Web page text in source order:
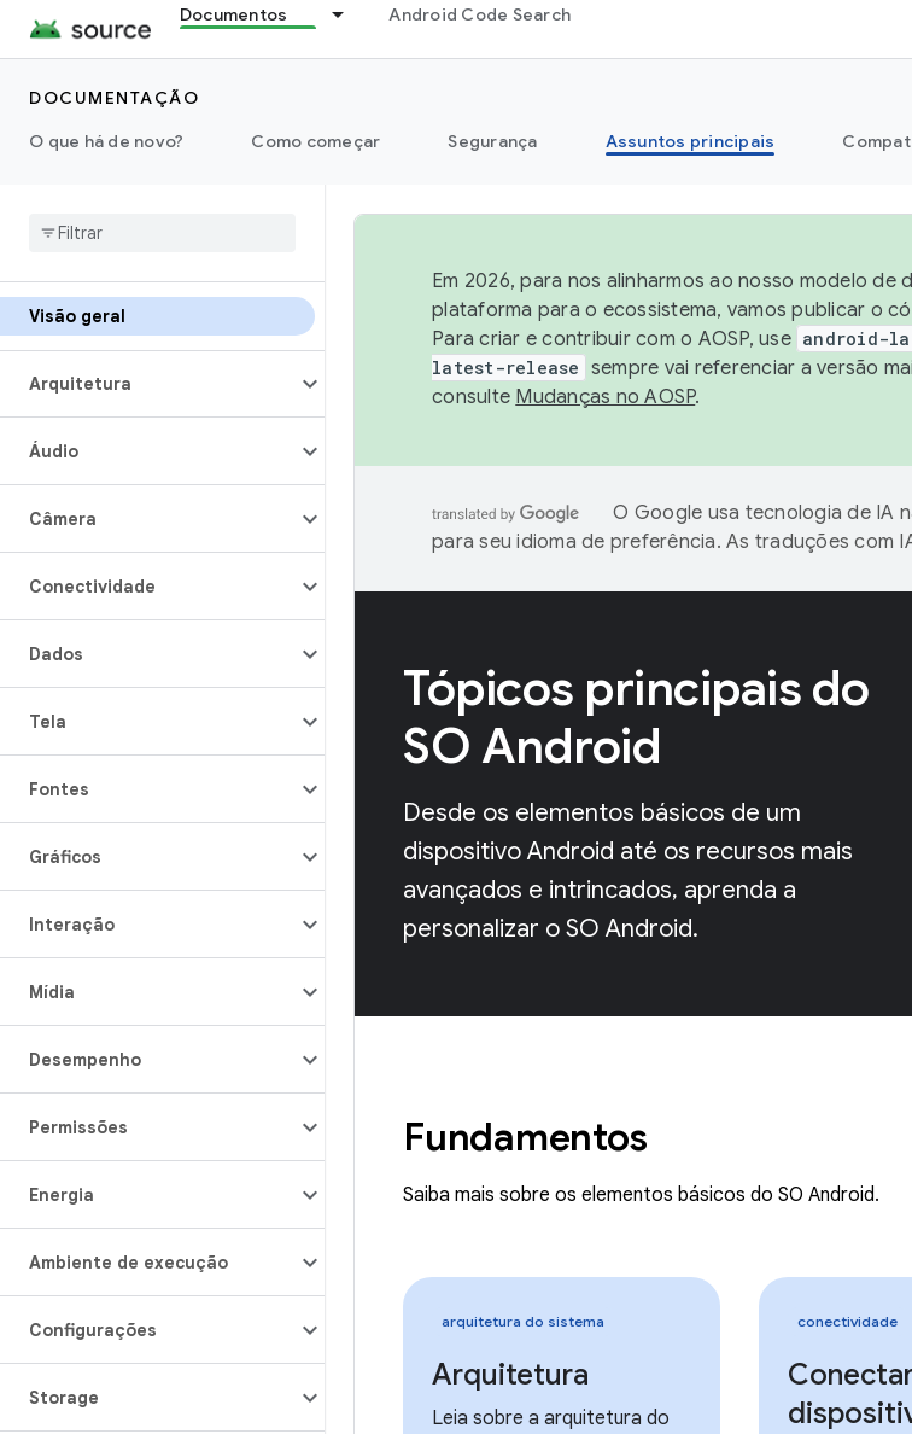
Documentos Android Code Search
DOCUMENTAÇÃO
O que há de novo?
Como começar Segurança Assuntos principais
Visão geral
Arquitetura
Áudio
Câmera
Conectividade
Dados
Tela
Fontes
Gráficos
Interação
Mídia
Desempenho
Permissões
Energia
Ambiente de execução
Configurações
Storage
Em 2026, para nos alinharmos ao nosso modelo
plataforma para o ecossistema, vamos publicar o
Para criar e contribuir com o AOSP, use android-
latest-release sempre vai referenciar a versão
consulte Mudanças no AOSP.
O Google usa tecnologia de IA
para seu idioma de preferência. As traduções com
Tópicos principais do
SO Android
Desde os elementos básicos de um
dispositivo Android até os recursos mais
avançados e intrincados, aprenda a
personalizar o SO Android.
Fundamentos
Saiba mais sobre os elementos básicos do SO Android.
arquitetura do sistema
Arquitetura
Leia sobre a arquitetura do
conectividade